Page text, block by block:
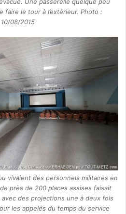
faire le tour à l’extérieur. Photo :
10/08/2015
vivaient des personnels militaires en
près de 200 places assises faisait
des projections une à deux fois
les appelés du temps du service